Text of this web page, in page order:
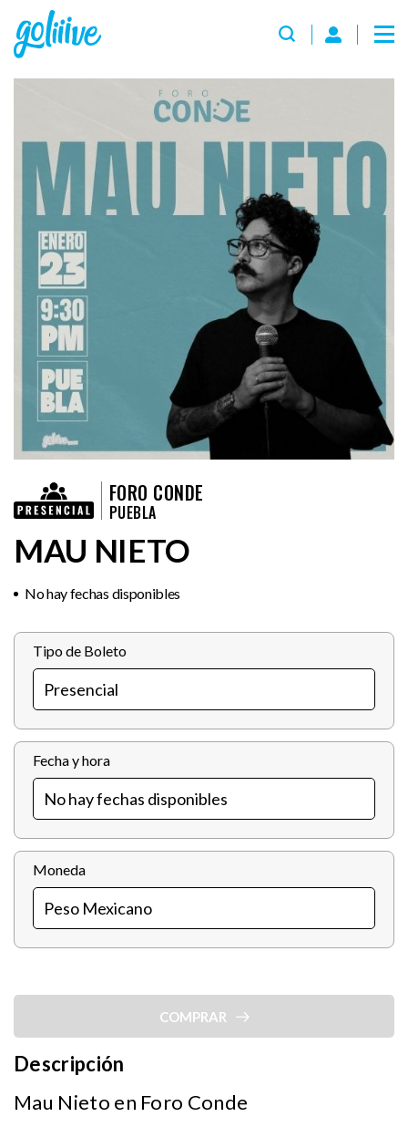
FORO CONDE
PUEBLA
MAU NIETO
No hay fechas disponibles
Tipo de Boleto
Fecha y hora
Moneda
COMPRAR
Descripción
Mau Nieto en Foro Conde